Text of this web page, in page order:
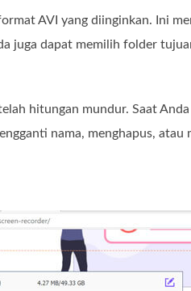
AVI yang diinginkan. Ini
juga dapat memilih folder
hitungan mundur. Saat
nama, menghapus, atau